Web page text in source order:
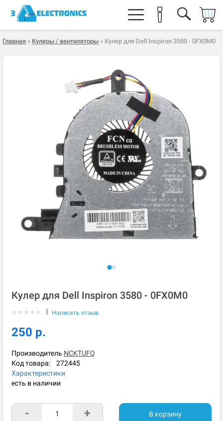
Главная » Кулеры / вентиляторы » Кулер для Dell Inspiron 3580 - 0FX0M0
Кулер для Dell Inspiron 3580 - 0FX0M0
★ ★ ★ ★ ★ | Написать отзыв
250 р.
Производитель NCKTUFQ
Код товара: 272445
Характеристики
есть в наличии
- + В корзину